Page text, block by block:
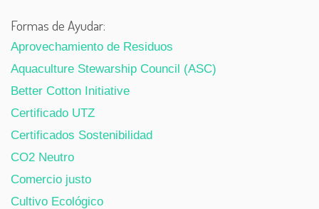
Formas de Ayudar:
Aprovechamiento de Residuos
Aquaculture Stewarship Council (ASC)
Better Cotton Initiative
Certificado UTZ
Certificados Sostenibilidad
CO2 Neutro
Comercio justo
Cultivo Ecológico